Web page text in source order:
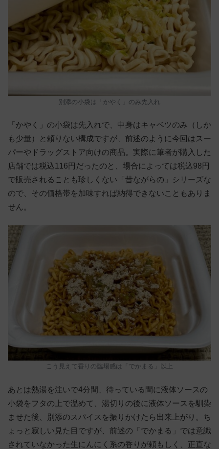
別添の小袋は「かやく」のみ先入れ
「かやく」の小袋は先入れで、中身はキャベツのみ（しか
も少量）と頼りない構成ですが、前述のように今回はスー
パーやドラッグストア向けの商品。実際に筆者が購入した
店舗では税込116円だったのと、場合によっては税込98円
で販売されることも珍しくない「昔ながらの」シリーズな
ので、その価格帯を加味すれば納得できないこともありま
せん。
こう見えて香りの臨場感は「でかまる」以上
あとは熱湯を注いで4分間、待っている間に液体ソースの
小袋をフタの上で温めて、湯切りの後に液体ソースを馴染
ませた後、別添のスパイスを振りかけたら出来上がり。ち
ょっと寂しい見た目ですが、前述の「でかまる」では意識
されていなかった生にんにく系の香りが頼もしく、正直な